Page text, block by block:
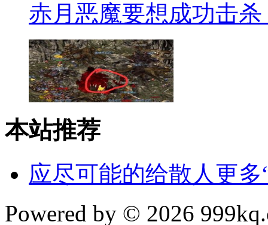
赤月恶魔要想成功击
本站推荐
应尽可能的给散人更多
Powered by © 2026